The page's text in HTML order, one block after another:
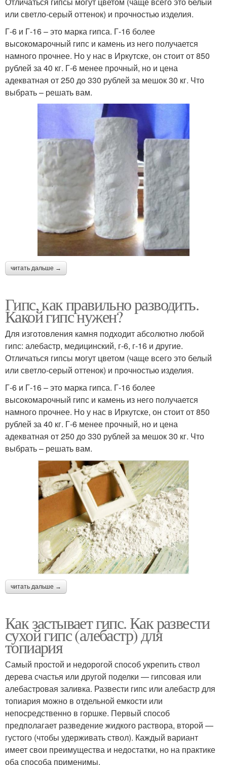
или светло-серый оттенок) и прочностью изделия.
Г-6 и Г-16 – это марка гипса. Г-16 более
высокомарочный гипс и камень из него получается
намного прочнее. Но у нас в Иркутске, он стоит от 850
рублей за 40 кг. Г-6 менее прочный, но и цена
адекватная от 250 до 330 рублей за мешок 30 кг. Что
выбрать – решать вам.
читать дальше →
Гипс, как правильно разводить.
Какой гипс нужен?
Для изготовления камня подходит абсолютно любой
гипс: алебастр, медицинский, г-6, г-16 и другие.
Отличаться гипсы могут цветом (чаще всего это белый
или светло-серый оттенок) и прочностью изделия.
Г-6 и Г-16 – это марка гипса. Г-16 более
высокомарочный гипс и камень из него получается
намного прочнее. Но у нас в Иркутске, он стоит от 850
рублей за 40 кг. Г-6 менее прочный, но и цена
адекватная от 250 до 330 рублей за мешок 30 кг. Что
выбрать – решать вам.
читать дальше →
Как застывает гипс. Как развести
сухой гипс (алебастр) для
топиария
Самый простой и недорогой способ укрепить ствол
дерева счастья или другой поделки — гипсовая или
алебастровая заливка. Развести гипс или алебастр для
топиария можно в отдельной емкости или
непосредственно в горшке. Первый способ
предполагает разведение жидкого раствора, второй —
густого (чтобы удерживать ствол). Каждый вариант
имеет свои преимущества и недостатки, но на практике
оба способа применимы.